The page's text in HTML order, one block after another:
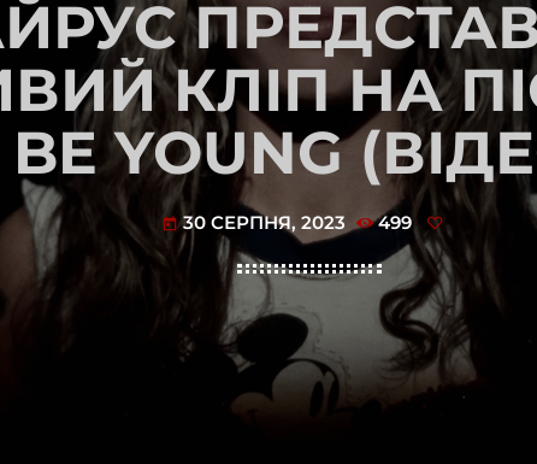
КЛІП НА
BE YOUNG
today 30 СЕРПНЯ, 2023 499